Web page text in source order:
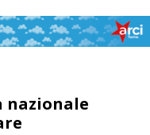
nazionale